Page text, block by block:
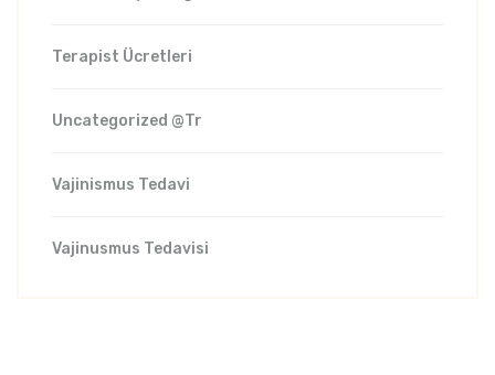
Terapist Ücretleri
Uncategorized @tr
Vajinismus Tedavi
Vajinusmus Tedavisi